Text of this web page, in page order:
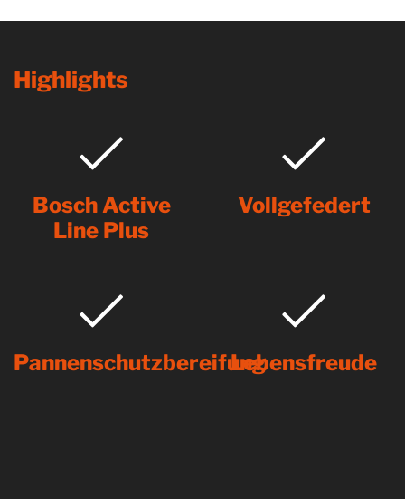
Highlights
Bosch Active
Line Plus
Vollgefedert
PannenschutzbereifungLebensfreude